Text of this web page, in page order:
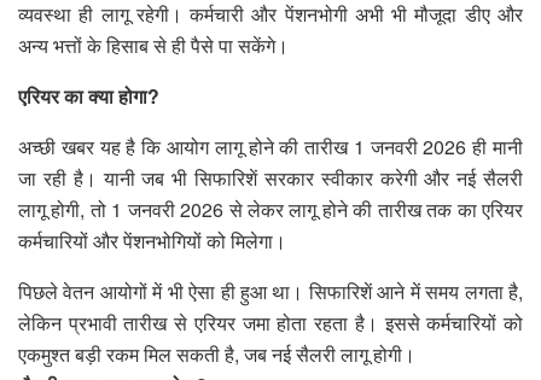
व्यवस्था ही लागू रहेगी। कर्मचारी और पेंशनभोगी अभी भी मौजूदा डीए और
अन्य भत्तों के हिसाब से ही पैसे पा सकेंगे।
एरियर का क्या होगा?
अच्छी खबर यह है कि आयोग लागू होने की तारीख 1 जनवरी 2026 ही मानी
जा रही है। यानी जब भी सिफारिशें सरकार स्वीकार करेगी और नई सैलरी
लागू होगी, तो 1 जनवरी 2026 से लेकर लागू होने की तारीख तक का एरियर
कर्मचारियों और पेंशनभोगियों को मिलेगा।
पिछले वेतन आयोगों में भी ऐसा ही हुआ था। सिफारिशें आने में समय लगता है,
लेकिन प्रभावी तारीख से एरियर जमा होता रहता है। इससे कर्मचारियों को
एकमुश्त बड़ी रकम मिल सकती है, जब नई सैलरी लागू होगी।